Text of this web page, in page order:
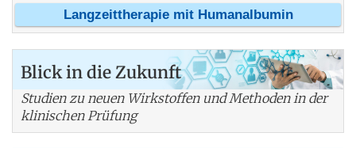
Langzeittherapie mit Humanalbumin
Blick in die Zukunft
Studien zu neuen Wirkstoffen und Methoden in der
klinischen Prüfung